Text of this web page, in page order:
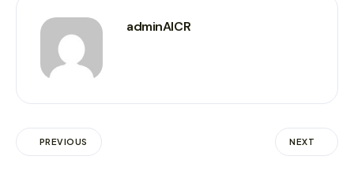
adminAICR
PREVIOUS NEXT